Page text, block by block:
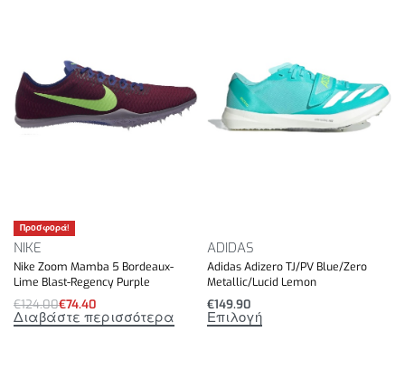
Προσφορά!
NIKE
Nike Zoom Mamba 5 Bordeaux-
Lime Blast-Regency Purple
€124.00€74.40
Διαβάστε περισσότερα
ADIDAS
Adidas Adizero TJ/PV Blue/Zero
Metallic/Lucid Lemon
€149.90
Επιλογή